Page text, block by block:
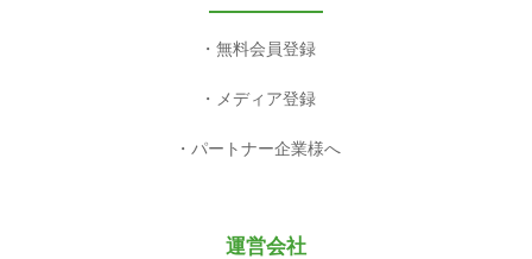
無料会員登録
メディア登録
パートナー企業様へ
運営会社